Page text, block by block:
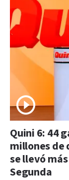
Quini 6: 44
millones de
se llevó
Segunda